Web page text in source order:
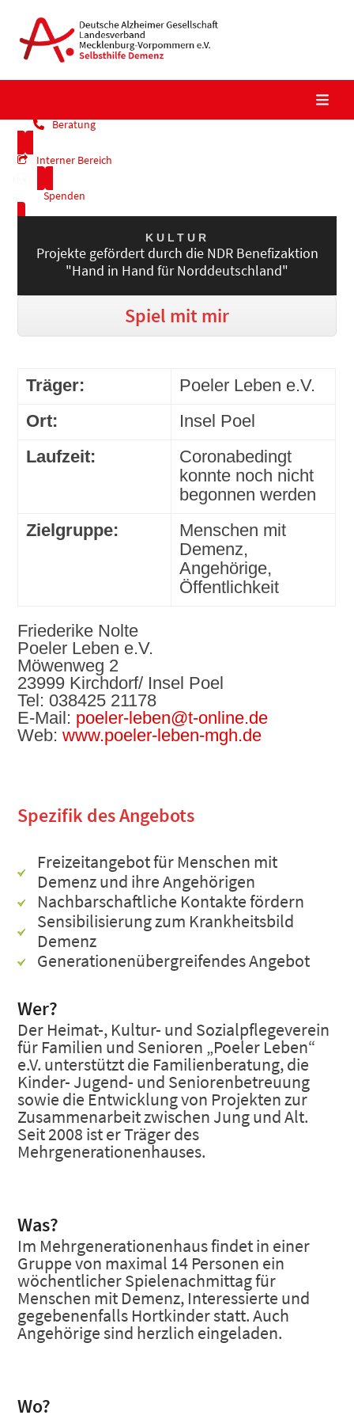
content
Beratung
Interner Bereich
Spenden
KULTUR
Projekte gefördert durch die NDR Benefizaktion
"Hand in Hand für Norddeutschland"
Spiel mit mir
Träger:
Poeler Leben e.V.
Ort:
Insel Poel
Laufzeit:
Coronabedingt
konnte noch nicht
begonnen werden
Zielgruppe:
Menschen mit
Demenz,
Angehörige,
Öffentlichkeit
Friederike Nolte
Poeler Leben e.V.
Möwenweg 2
23999 Kirchdorf/ Insel Poel
Tel: 038425 21178
E-Mail: poeler-leben@t-online.de
Web:www.poeler-leben-mgh.de
Spezifik des Angebots
Freizeitangebot für Menschen mit
Demenz und ihre Angehörigen
Nachbarschaftliche Kontakte fördern
Sensibilisierung zum Krankheitsbild
Demenz
Generationenübergreifendes Angebot
Wer?
Der Heimat-, Kultur- und Sozialpflegeverein
für Familien und Senioren „Poeler Leben“
e.V. unterstützt die Familienberatung, die
Kinder- Jugend- und Seniorenbetreuung
sowie die Entwicklung von Projekten zur
Zusammenarbeit zwischen Jung und Alt.
Seit 2008 ist er Träger des
Mehrgenerationenhauses.
Was?
Im Mehrgenerationenhaus findet in einer
Gruppe von maximal 14 Personen ein
wöchentlicher Spielenachmittag für
Menschen mit Demenz, Interessierte und
gegebenenfalls Hortkinder statt. Auch
Angehörige sind herzlich eingeladen.
Wo?